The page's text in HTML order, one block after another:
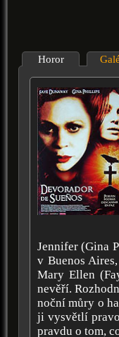
Horor
Jennifer (Gina
v Buenos
Mary Ellen
nevěří.
noční můry o
ji vysvětlí
pravdu o tom,